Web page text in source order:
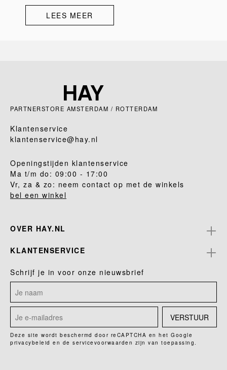
LEES MEER
PARTNERSTORE AMSTERDAM / ROTTERDAM
Klantenservice
klantenservice@hay.nl
Openingstijden klantenservice
Ma t/m do: 09:00 - 17:00
Vr, za & zo: neem contact op met de winkels
bel een winkel
OVER HAY.NL
KLANTENSERVICE
Schrijf je in voor onze nieuwsbrief
VERSTUUR
Deze site wordt beschermd door reCAPTCHA en het Google
privacybeleid en de servicevoorwaarden zijn van toepassing.